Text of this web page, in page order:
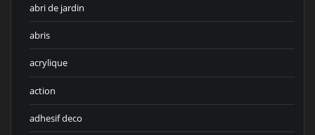
abri de jardin
abris
acrylique
action
adhesif deco